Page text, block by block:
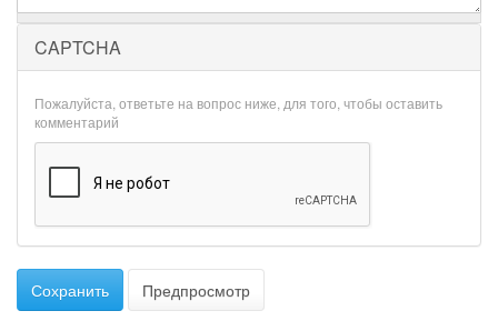
CAPTCHA
Пожалуйста, ответьте на вопрос ниже, для того, чтобы оставить
комментарий
Сохранить
Предпросмотр